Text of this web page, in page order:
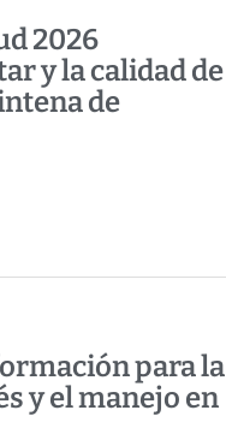
2026
y la calidad de
de
para la
y el manejo en